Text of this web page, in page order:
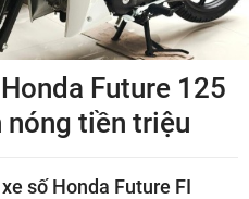
Future 125
nóng tiền triệu
số Honda Future FI